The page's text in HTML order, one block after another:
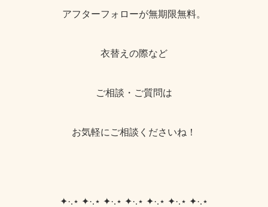
アフターフォローが無期限無料。
衣替えの際など
ご相談・ご質問は
お気軽にご相談くださいね！
✦·.⋆ ✦·.⋆ ✦·.⋆ ✦·.⋆ ✦·.⋆ ✦·.⋆ ✦·.⋆